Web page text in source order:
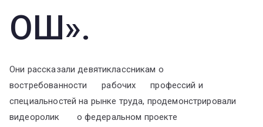
ОШ».
Они рассказали девятиклассникам о
востребованности рабочих профессий и
специальностей на рынке труда, продемонстрировали
видеоролик о федеральном проекте